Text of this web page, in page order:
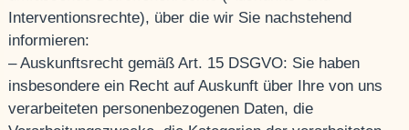
Interventionsrechte), über die wir Sie nachstehend
informieren:
– Auskunftsrecht gemäß Art. 15 DSGVO: Sie haben
insbesondere ein Recht auf Auskunft über Ihre von uns
verarbeiteten personenbezogenen Daten, die